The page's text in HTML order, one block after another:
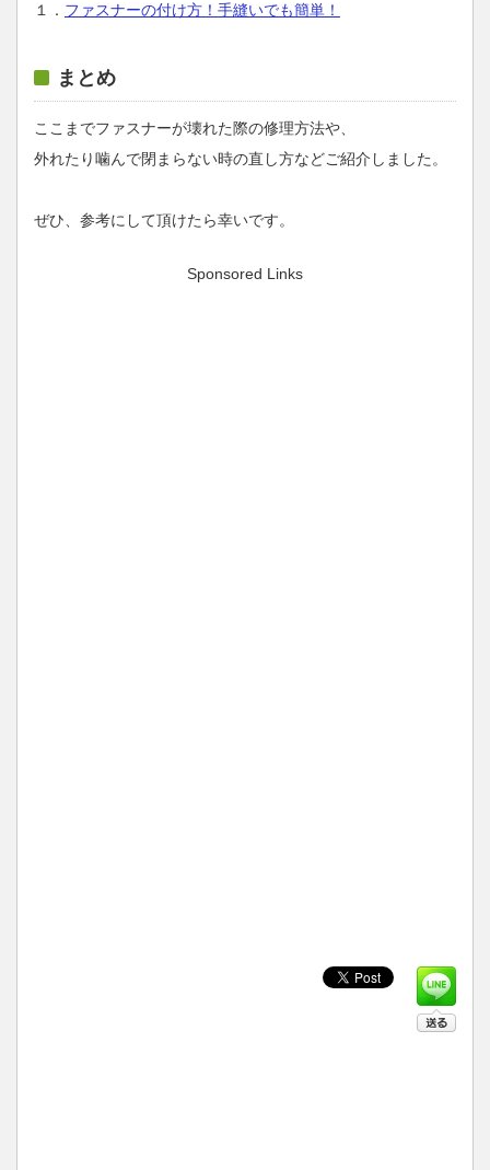
１． ファスナーの付け方！手縫いでも簡単！
まとめ
ここまでファスナーが壊れた際の修理方法や、
外れたり噛んで閉まらない時の直し方などご紹介しました。
ぜひ、参考にして頂けたら幸いです。
Sponsored Links